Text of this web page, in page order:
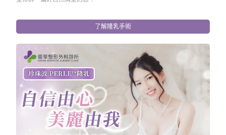
了解隆乳手術